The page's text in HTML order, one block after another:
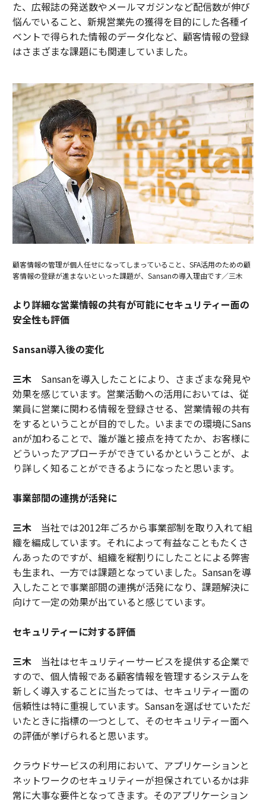
た、広報誌の発送数やメールマガジンなど配信数が伸び
悩んでいること、新規営業先の獲得を目的にした各種イ
ベントで得られた情報のデータ化など、顧客情報の登録
はさまざまな課題にも関連していました。
顧客情報の管理が個人任せになってしまっていること、SFA活用のための顧
客情報の登録が進まないといった課題が、Sansanの導入理由です／三木
より詳細な営業情報の共有が可能にセキュリティー面の
安全性も評価
Sansan導入後の変化
三木Sansanを導入したことにより、さまざまな発見や
効果を感じています。営業活動への活用においては、従
業員に営業に関わる情報を登録させる、営業情報の共有
をするということが目的でした。いままでの環境にSans
anが加わることで、誰が誰と接点を持てたか、お客様に
どういったアプローチができているかということが、よ
り詳しく知ることができるようになったと思います。
事業部間の連携が活発に
三木当社では2012年ごろから事業部制を取り入れて組
織を編成しています。それによって有益なこともたくさ
んあったのですが、組織を縦割りにしたことによる弊害
も生まれ、一方では課題となっていました。Sansanを導
入したことで事業部間の連携が活発になり、課題解決に
向けて一定の効果が出ていると感じています。
セキュリティーに対する評価
三木当社はセキュリティーサービスを提供する企業で
すので、個人情報である顧客情報を管理するシステムを
新しく導入することに当たっては、セキュリティー面の
信頼性は特に重視しています。Sansanを選ばせていただ
いたときに指標の一つとして、そのセキュリティー面へ
の評価が挙げられると思います。
クラウドサービスの利用において、アプリケーションと
ネットワークのセキュリティーが担保されているかは非
常に大事な要件となってきます。そのアプリケーション